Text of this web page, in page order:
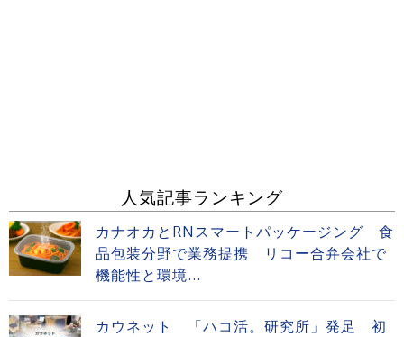
人気記事ランキング
カナオカとRNスマートパッケージング 食
品包装分野で業務提携 リコー合弁会社で
機能性と環境...
カウネット 「ハコ活。研究所」発足 初